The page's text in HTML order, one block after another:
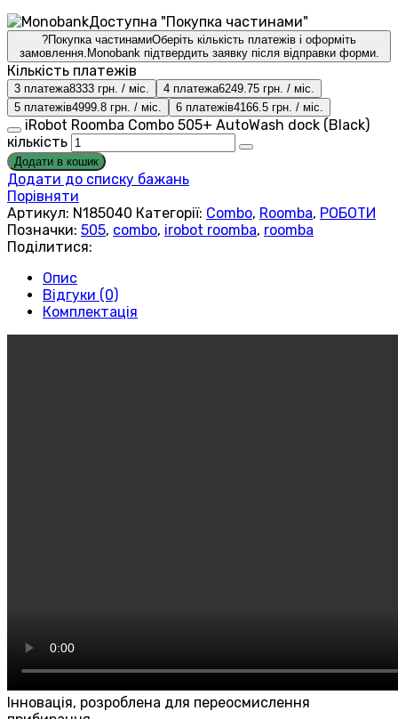
Доступна "Покупка частинами"
?Покупка частинамиОберіть кількість платежів і оформіть
замовлення. Monobank підтвердить заявку після відправки форми.
Кількість платежів
3 платежа8333 грн. / міс. 4 платежа6249.75 грн. / міс.
5 платежів4999.8 грн. / міс. 6 платежів4166.5 грн. / міс.
iRobot Roomba Combo 505+ AutoWash dock (Black)
кількість
Додати в кошик
Додати до списку бажань
Порівняти
Артикул: N185040 Категорії: Combo, Roomba, РOБОТИ
Позначки: 505, combo, irobot roomba, roomba
Поділитися:
Опис
Відгуки (0)
Комплектація
Інновація, розроблена для переосмислення